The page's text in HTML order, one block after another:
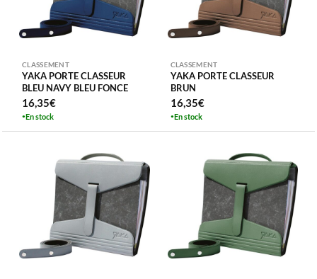
CLASSEMENT
YAKA PORTE CLASSEUR
BLEU NAVY BLEU FONCE
16,35€
En stock
CLASSEMENT
YAKA PORTE CLASSEUR
BRUN
16,35€
En stock